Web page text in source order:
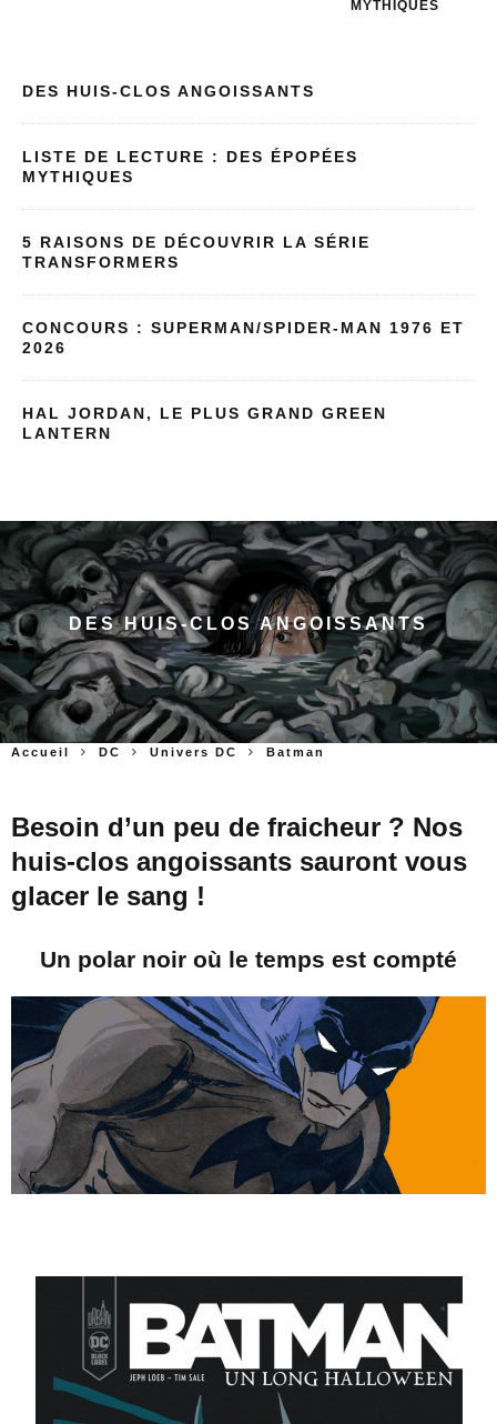
MYTHIQUES
DES HUIS-CLOS ANGOISSANTS
LISTE DE LECTURE : DES ÉPOPÉES
MYTHIQUES
5 RAISONS DE DÉCOUVRIR LA SÉRIE
TRANSFORMERS
CONCOURS : SUPERMAN/SPIDER-MAN 1976 ET
2026
HAL JORDAN, LE PLUS GRAND GREEN
LANTERN
DES HUIS-CLOS ANGOISSANTS
Accueil DC Univers DC Batman
Besoin d’un peu de fraicheur ? Nos
huis-clos angoissants sauront vous
glacer le sang !
Un polar noir où le temps est compté